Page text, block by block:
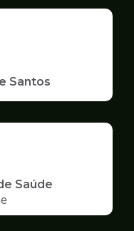
Santos
Saúde